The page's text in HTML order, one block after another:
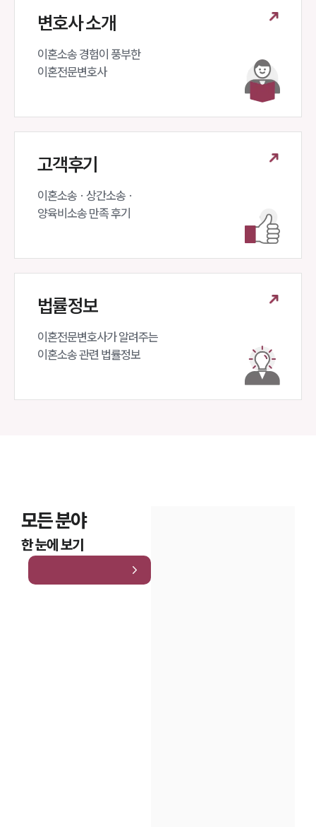
변호사 소개
이혼소송 경험이 풍부한
이혼전문변호사
고객후기
이혼소송 · 상간소송 ·
양육비소송 만족 후기
법률정보
이혼전문변호사가 알려주는
이혼소송 관련 법률정보
모든 분야
한 눈에 보기